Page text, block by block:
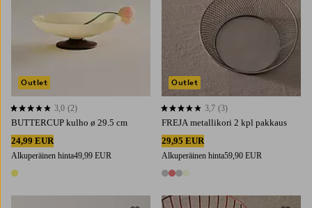
BUTTERCUP kulho ø 29.5 cm
24,99 EUR
Alkuperäinen hinta49,99 EUR
1 väri
3,0 perustuen 2 arvosanaan
3,0 (2)
Outlet
FREJA metallikori 2 kpl pakkaus
29,95 EUR
Alkuperäinen hinta59,90 EUR
4 värejä
3,7 perustuen 3 arvosanaan
3,7 (3)
Outlet